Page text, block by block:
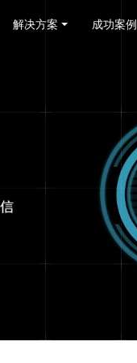
解决方案 成功案例